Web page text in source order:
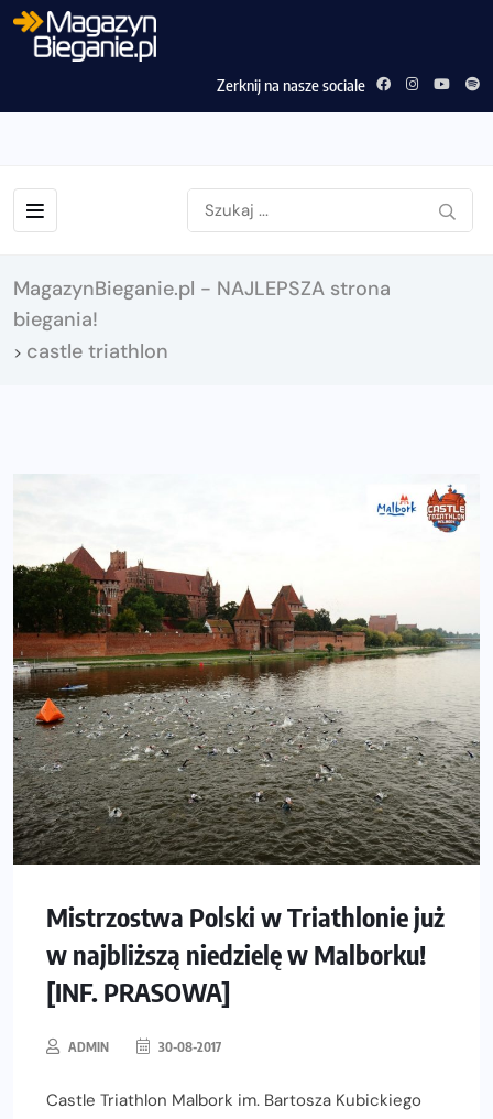
Zerknij na nasze sociale
MagazynBieganie.pl - NAJLEPSZA strona
biegania!
> castle triathlon
Mistrzostwa Polski w Triathlonie już
w najbliższą niedzielę w Malborku!
[INF. PRASOWA]
ADMIN 30-08-2017
Castle Triathlon Malbork im. Bartosza Kubickiego